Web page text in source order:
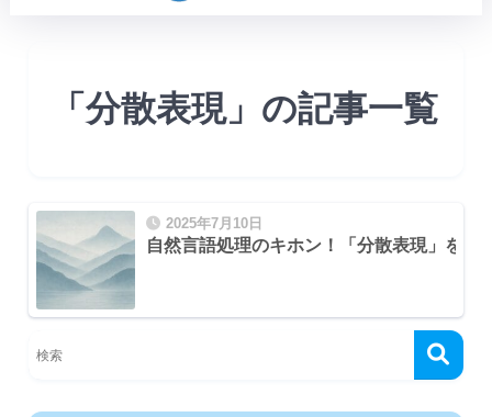
「分散表現」の記事一覧
2025年7月10日
自然言語処理のキホン！「分散表現」を初